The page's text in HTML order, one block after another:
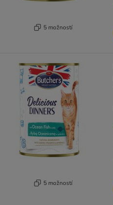
5 možností
5 možností